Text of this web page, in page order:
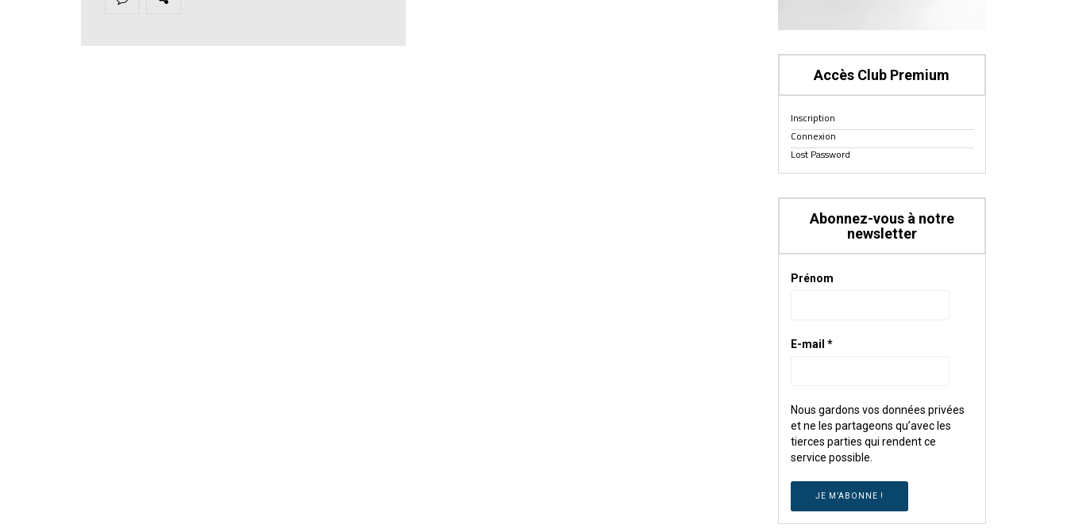
Accès Club Premium
Inscription
Connexion
Lost Password
Abonnez-vous à notre
newsletter
Prénom
E-mail *
Nous gardons vos données privées
et ne les partageons qu’avec les
tierces parties qui rendent ce
service possible.